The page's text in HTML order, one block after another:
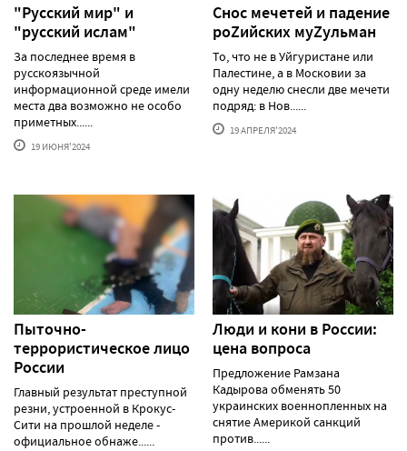
"Русский мир" и
"русский ислам"
За последнее время в
русскоязычной
информационной среде имели
места два возможно не особо
приметных......
19 ИЮНЯ'2024
Снос мечетей и падение
роZийских муZульман
То, что не в Уйгуристане или
Палестине, а в Московии за
одну неделю снесли две мечети
подряд: в Нов......
19 АПРЕЛЯ'2024
Пыточно-
террористическое лицо
России
Главный результат преступной
резни, устроенной в Крокус-
Сити на прошлой неделе -
официальное обнаже......
Люди и кони в России:
цена вопроса
Предложение Рамзана
Кадырова обменять 50
украинских военнопленных на
снятие Америкой санкций
против......